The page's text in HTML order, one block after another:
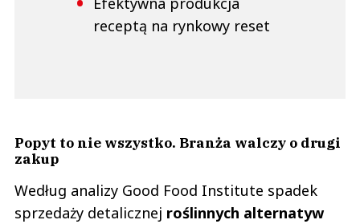
receptą na rynkowy reset
Popyt to nie wszystko. Branża walczy o drugi
zakup
Według analizy Good Food Institute spadek
sprzedaży detalicznej roślinnych alternatyw